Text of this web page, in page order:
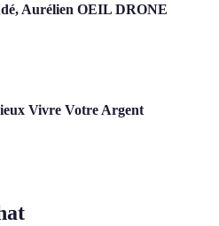
Aurélien OEIL DRONE
Vivre Votre Argent